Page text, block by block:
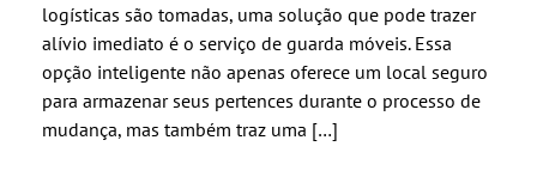
logísticas são tomadas, uma solução que pode trazer
alívio imediato é o serviço de guarda móveis. Essa
opção inteligente não apenas oferece um local seguro
para armazenar seus pertences durante o processo de
mudança, mas também traz uma […]